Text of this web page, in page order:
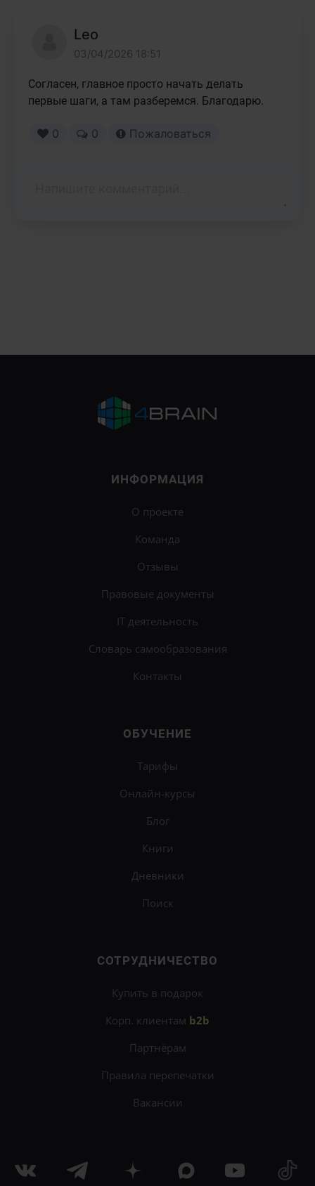
Leo
03/04/2026 18:51
Согласен, главное просто начать делать
первые шаги, а там разберемся. Благодарю.
0 0 Пожаловаться
ИНФОРМАЦИЯ
О проекте
Команда
Отзывы
Правовые документы
IT деятельность
Словарь самообразования
Контакты
ОБУЧЕНИЕ
Тарифы
Онлайн-курсы
Блог
Книги
Дневники
Поиск
СОТРУДНИЧЕСТВО
Купить в подарок
Корп. клиентам b2b
Партнёрам
Правила перепечатки
Вакансии